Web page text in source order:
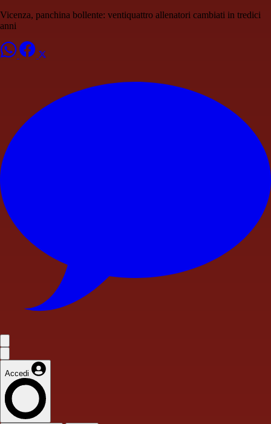
Vicenza, panchina bollente: ventiquattro allenatori cambiati in tredici
anni
Accedi